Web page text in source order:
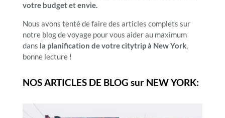
votre budget et envie.
Nous avons tenté de faire des articles complets sur
notre blog de voyage pour vous aider au maximum
dans la planification de votre citytrip à New York,
bonne lecture !
NOS ARTICLES DE BLOG sur NEW YORK: